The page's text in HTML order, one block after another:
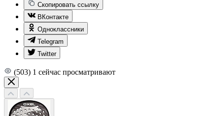
Скопировать ссылку
ВКонтакте
Одноклассники
Telegram
Twitter
(503) 1 сейчас просматривают